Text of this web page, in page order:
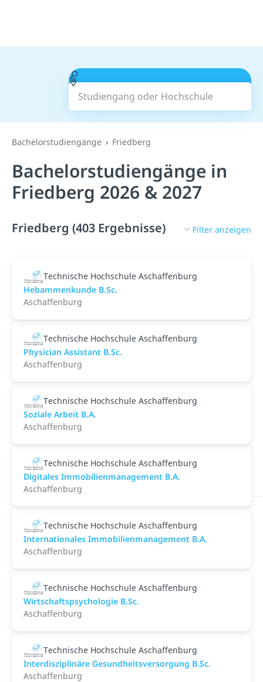
Studiengang oder Hochschule
Suchen
Bachelorstudiengänge Friedberg
Bachelorstudiengänge in
Friedberg 2026 & 2027
Friedberg (403 Ergebnisse) Filter anzeigen
Technische Hochschule Aschaffenburg
Hebammenkunde B.Sc.
Aschaffenburg
Technische Hochschule Aschaffenburg
Physician Assistant B.Sc.
Aschaffenburg
Technische Hochschule Aschaffenburg
Soziale Arbeit B.A.
Aschaffenburg
Technische Hochschule Aschaffenburg
Digitales Immobilienmanagement B.A.
Aschaffenburg
Technische Hochschule Aschaffenburg
Internationales Immobilienmanagement B.A.
Aschaffenburg
Technische Hochschule Aschaffenburg
Wirtschaftspsychologie B.Sc.
Aschaffenburg
Technische Hochschule Aschaffenburg
Interdisziplinäre Gesundheitsversorgung B.Sc.
Aschaffenburg